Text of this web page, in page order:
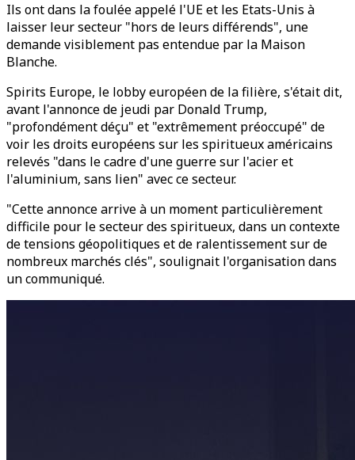
Ils ont dans la foulée appelé l'UE et les Etats-Unis à
laisser leur secteur "hors de leurs différends", une
demande visiblement pas entendue par la Maison
Blanche.
Spirits Europe, le lobby européen de la filière, s'était dit,
avant l'annonce de jeudi par Donald Trump,
"profondément déçu" et "extrêmement préoccupé" de
voir les droits européens sur les spiritueux américains
relevés "dans le cadre d'une guerre sur l'acier et
l'aluminium, sans lien" avec ce secteur.
"Cette annonce arrive à un moment particulièrement
difficile pour le secteur des spiritueux, dans un contexte
de tensions géopolitiques et de ralentissement sur de
nombreux marchés clés", soulignait l'organisation dans
un communiqué.